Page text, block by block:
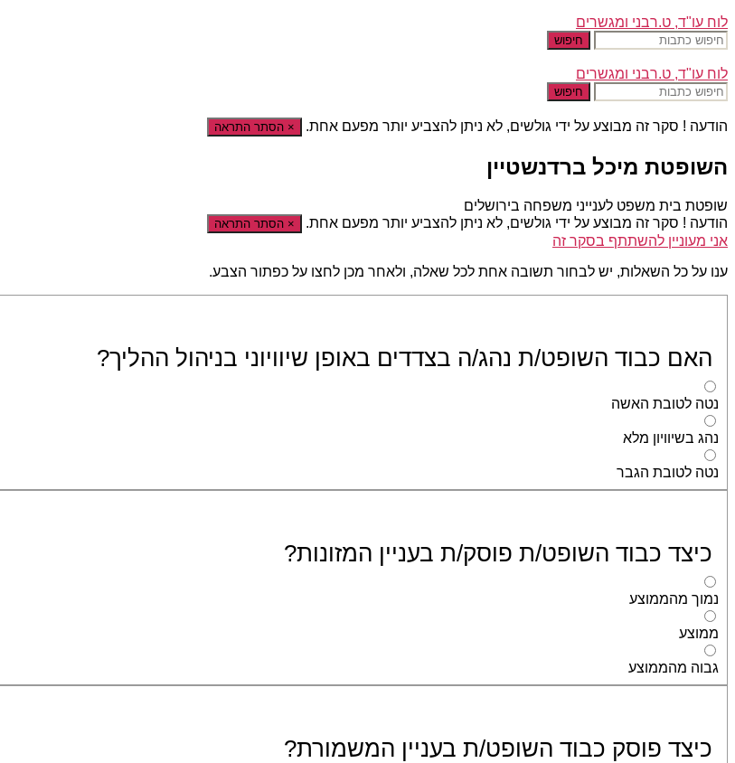
לוח עו"ד, ט.רבני ומגשרים
חיפוש
לוח עו"ד, ט.רבני ומגשרים
חיפוש
הודעה ! סקר זה מבוצע על ידי גולשים, לא ניתן להצביע יותר מפעם אחת. × הסתר התראה
השופטת מיכל ברדנשטיין
שופטת בית משפט לענייני משפחה בירושלים
הודעה ! סקר זה מבוצע על ידי גולשים, לא ניתן להצביע יותר מפעם אחת. × הסתר התראה
אני מעוניין להשתתף בסקר זה
ענו על כל השאלות, יש לבחור תשובה אחת לכל שאלה, ולאחר מכן לחצו על כפתור הצבע.
האם כבוד השופט/ת נהג/ה בצדדים באופן שיוויוני בניהול ההליך?
נטה לטובת האשה
נהג בשיוויון מלא
נטה לטובת הגבר
כיצד כבוד השופט/ת פוסק/ת בעניין המזונות?
נמוך מהממוצע
ממוצע
גבוה מהממוצע
כיצד פוסק כבוד השופט/ת בעניין המשמורת?